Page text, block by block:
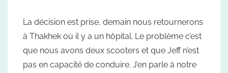
La décision est prise, demain nous retournerons
à Thakhek où il y a un hôpital. Le problème c’est
que nous avons deux scooters et que Jeff n’est
pas en capacité de conduire. J’en parle à notre